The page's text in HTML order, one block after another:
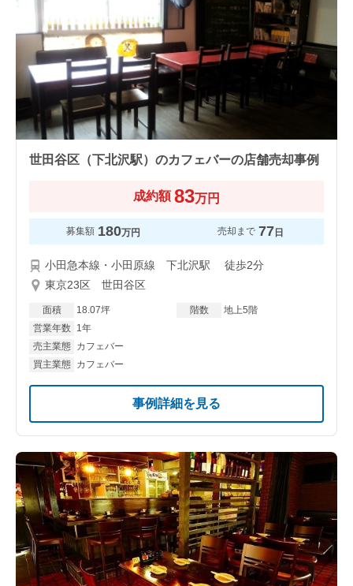
世田谷区（下北沢駅）のカフェバーの店舗売却事例
成約額 83万円
募集額 180万円 売却まで 77 日
小田急本線・小田原線 下北沢駅 徒歩2分
東京23区 世田谷区
面積 18.07坪 階数
地上5階
営業年数
1年
売主業態
カフェバー
買主業態
カフェバー
事例詳細を見る